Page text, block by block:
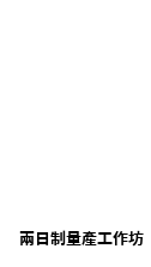
兩日制量產工作坊